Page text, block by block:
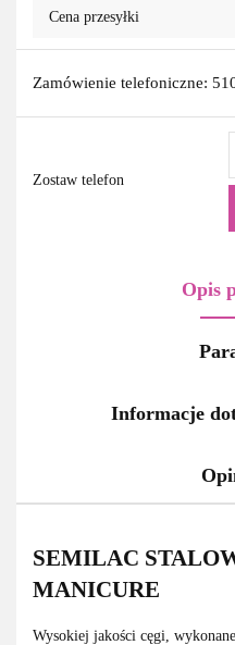
Cena przesyłki
Zamówienie telefoniczne:
Zostaw telefon
Opis
Informacje
SEMILAC
MANICURE
Wysokiej jakości cęgi,